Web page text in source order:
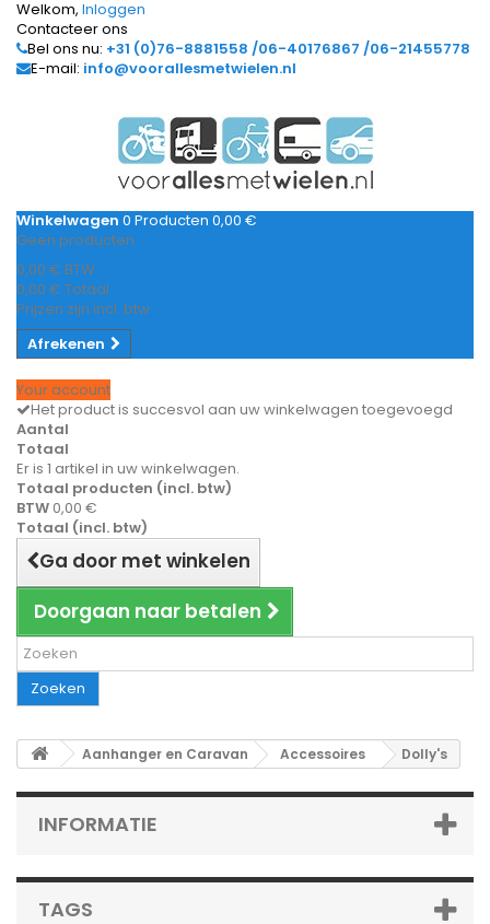
Welkom, Inloggen
Contacteer ons
Bel ons nu: +31 (0)76-8881558 /06-40176867 /06-21455778
E-mail: info@voorallesmetwielen.nl
Winkelwagen 0 Producten 0,00 €
Geen producten
0,00 € BTW
0,00 € Totaal
Prijzen zijn incl. btw
Afrekenen
Your account
Het product is succesvol aan uw winkelwagen toegevoegd
Aantal
Totaal
Er is 1 artikel in uw winkelwagen.
Totaal producten (incl. btw)
BTW 0,00 €
Totaal (incl. btw)
Ga door met winkelen
Doorgaan naar betalen
Zoeken
Aanhanger en Caravan Accessoires Dolly's
INFORMATIE
TAGS